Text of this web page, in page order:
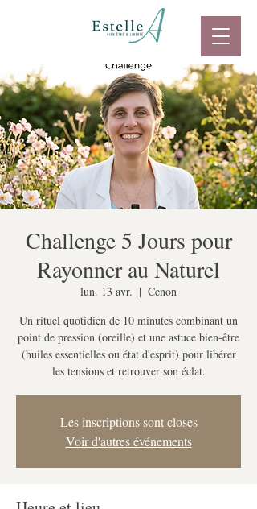
Challenge 5 Jours pour
Rayonner au Naturel
lun. 13 avr.
  |
Cenon
Un rituel quotidien de 10 minutes combinant un
point de pression (oreille) et une astuce bien-être
(huiles essentielles ou état d'esprit) pour libérer
les tensions et retrouver son éclat.
Les inscriptions sont closes
Voir d'autres événements